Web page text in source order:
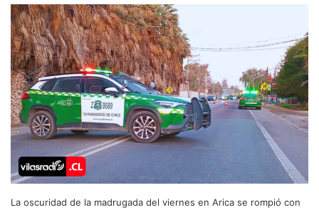
La oscuridad de la madrugada del viernes en Arica se rompió con